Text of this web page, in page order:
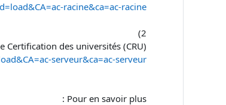
racine&ca=ac-racine
2)
des universités (CRU) :
serveur&ca=ac-serveur
Pour en savoir plus :